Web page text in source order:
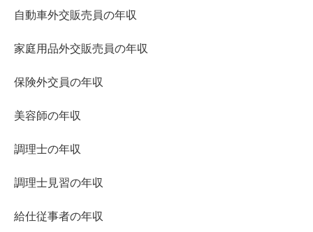
自動車外交販売員の年収
家庭用品外交販売員の年収
保険外交員の年収
美容師の年収
調理士の年収
調理士見習の年収
給仕従事者の年収